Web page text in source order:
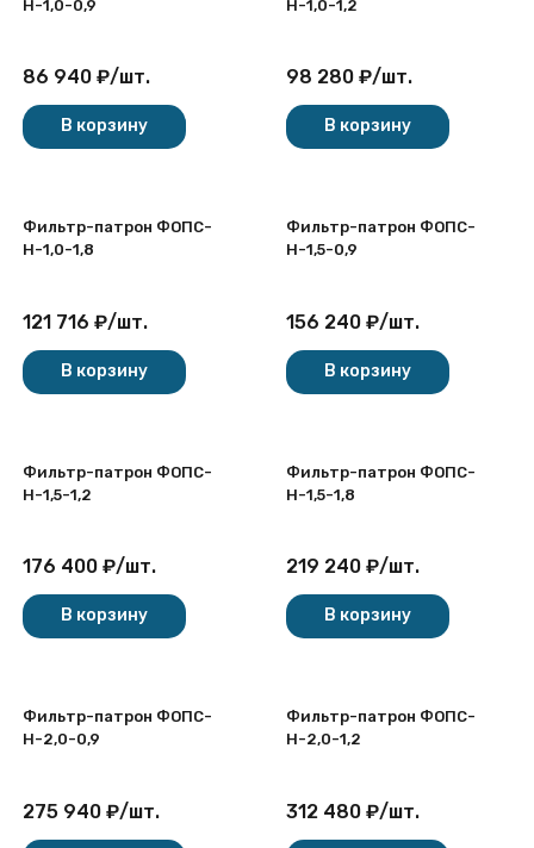
Н-1,0-0,9
86 940 ₽/шт.
В корзину
Н-1,0-1,2
98 280 ₽/шт.
В корзину
Фильтр-патрон ФОПС-
Н-1,0-1,8
121 716 ₽/шт.
В корзину
Фильтр-патрон ФОПС-
Н-1,5-0,9
156 240 ₽/шт.
В корзину
Фильтр-патрон ФОПС-
Н-1,5-1,2
176 400 ₽/шт.
В корзину
Фильтр-патрон ФОПС-
Н-1,5-1,8
219 240 ₽/шт.
В корзину
Фильтр-патрон ФОПС-
Н-2,0-0,9
275 940 ₽/шт.
Фильтр-патрон ФОПС-
Н-2,0-1,2
312 480 ₽/шт.